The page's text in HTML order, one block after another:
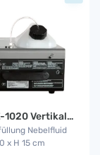
Antari Z-1020 Vertikal Fog Jet
Nebelfluid
x H 15 cm